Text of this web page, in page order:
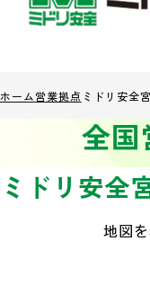
ホーム営業拠点 ミドリ安全
全
ミドリ安全
地図